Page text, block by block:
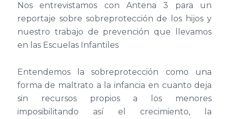
Nos entrevistamos con Antena 3 para un
reportaje sobre sobreprotección de los hijos y
nuestro trabajo de prevención que llevamos
en las Escuelas Infantiles
Entendemos la sobreprotección como una
forma de maltrato a la infancia en cuanto deja
sin recursos propios a los menores
imposibilitando así el crecimiento, la